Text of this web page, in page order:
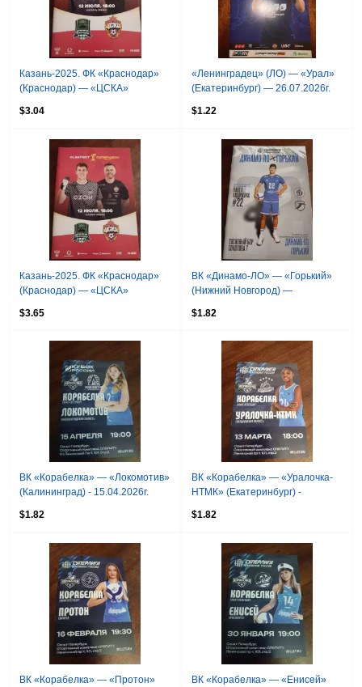
Казань-2025. ФК «Краснодар»
(Краснодар) — «ЦСКА»
$3.04
«Ленинградец» (ЛО) — «Урал»
(Екатеринбург) — 26.07.2026г.
$1.22
Казань-2025. ФК «Краснодар»
(Краснодар) — «ЦСКА»
$3.65
ВК «Динамо-ЛО» — «Горький»
(Нижний Новгород) —
$1.82
ВК «Корабелка» — «Локомотив»
(Калининград) - 15.04.2026г.
$1.82
ВК «Корабелка» — «Уралочка-
НТМК» (Екатеринбург) -
$1.82
ВК «Корабелка» — «Протон»
ВК «Корабелка» — «Енисей»